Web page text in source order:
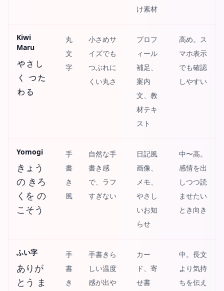
け素材
Kiwi
Maru
やさし
く つた
わる
丸
文
字
小さめサ
イズでも
つぶれに
くい丸さ
プロフ
ィール
補足、
案内
文、教
材テキ
スト
高め。ス
マホ表示
でも確認
しやすい
Yomogi
きょう
の きろ
くを の
こそう
手
書
き
風
自然な手
書き感
で、ラフ
すぎない
日記風
画像、
メモ、
やさし
いお知
らせ
中〜高。
感情を出
しつつ読
ませたい
とき向き
ふい字
ありが
とう ま
手
書
き
手書きら
しい温度
感が出や
カー
ド、寄
せ書
中。長文
より気持
ちを伝え